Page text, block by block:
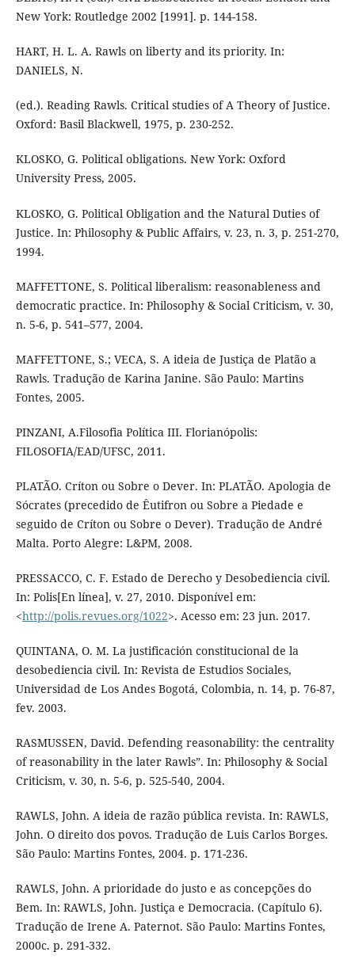
New York: Routledge 2002 [1991]. p. 144-158.
HART, H. L. A. Rawls on liberty and its priority. In:
DANIELS, N.
(ed.). Reading Rawls. Critical studies of A Theory of Justice.
Oxford: Basil Blackwell, 1975, p. 230-252.
KLOSKO, G. Political obligations. New York: Oxford
University Press, 2005.
KLOSKO, G. Political Obligation and the Natural Duties of
Justice. In: Philosophy & Public Affairs, v. 23, n. 3, p. 251-270,
1994.
MAFFETTONE, S. Political liberalism: reasonableness and
democratic practice. In: Philosophy & Social Criticism, v. 30,
n. 5-6, p. 541–577, 2004.
MAFFETTONE, S.; VECA, S. A ideia de Justiça de Platão a
Rawls. Tradução de Karina Janine. São Paulo: Martins
Fontes, 2005.
PINZANI, A.Filosofia Política III. Florianópolis:
FILOSOFIA/EAD/UFSC, 2011.
PLATÃO. Críton ou Sobre o Dever. In: PLATÃO. Apologia de
Sócrates (precedido de Êutifron ou Sobre a Piedade e
seguido de Críton ou Sobre o Dever). Tradução de André
Malta. Porto Alegre: L&PM, 2008.
PRESSACCO, C. F. Estado de Derecho y Desobediencia civil.
In: Polis[En línea], v. 27, 2010. Disponível em:
<http://polis.revues.org/1022>. Acesso em: 23 jun. 2017.
QUINTANA, O. M. La justificación constitucional de la
desobediencia civil. In: Revista de Estudios Sociales,
Universidad de Los Andes Bogotá, Colombia, n. 14, p. 76-87,
fev. 2003.
RASMUSSEN, David. Defending reasonability: the centrality
of reasonability in the later Rawls”. In: Philosophy & Social
Criticism, v. 30, n. 5-6, p. 525-540, 2004.
RAWLS, John. A ideia de razão pública revista. In: RAWLS,
John. O direito dos povos. Tradução de Luis Carlos Borges.
São Paulo: Martins Fontes, 2004. p. 171-236.
RAWLS, John. A prioridade do justo e as concepções do
Bem. In: RAWLS, John. Justiça e Democracia. (Capítulo 6).
Tradução de Irene A. Paternot. São Paulo: Martins Fontes,
2000c. p. 291-332.